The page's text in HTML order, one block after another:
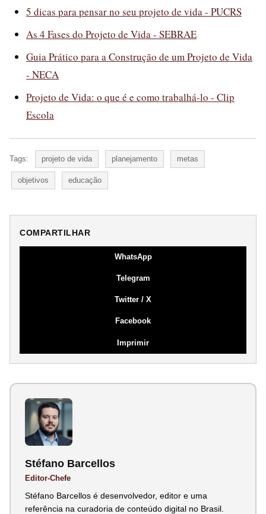
5 dicas para pensar no seu projeto de vida - PUCRS
As 4 Fases do Projeto de Vida - SEBRAE
Guia Prático para a Construção de um Projeto de Vida
- NECA
Projeto de Vida: o que é e como trabalhá-lo - Clip
Escola
Tags: projeto de vida planejamento metas
objetivos educação
COMPARTILHAR
WhatsApp
Telegram
Twitter / X
Facebook
Imprimir
Stéfano Barcellos
Editor-Chefe
Stéfano Barcellos é desenvolvedor, editor e uma
referência na curadoria de conteúdo digital no Brasil.